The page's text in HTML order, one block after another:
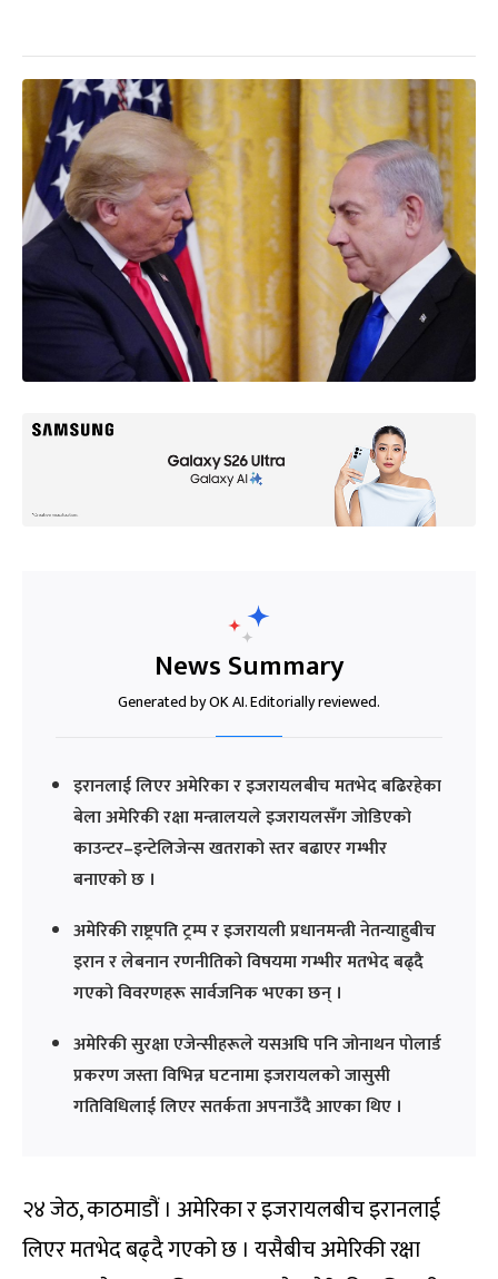
News Summary
Generated by OK AI. Editorially reviewed.
इरानलाई लिएर अमेरिका र इजरायलबीच मतभेद बढिरहेका
बेला अमेरिकी रक्षा मन्त्रालयले इजरायलसँग जोडिएको
काउन्टर–इन्टेलिजेन्स खतराको स्तर बढाएर गम्भीर
बनाएको छ ।
अमेरिकी राष्ट्रपति ट्रम्प र इजरायली प्रधानमन्त्री नेतन्याहुबीच
इरान र लेबनान रणनीतिको विषयमा गम्भीर मतभेद बढ्दै
गएको विवरणहरू सार्वजनिक भएका छन् ।
अमेरिकी सुरक्षा एजेन्सीहरूले यसअघि पनि जोनाथन पोलार्ड
प्रकरण जस्ता विभिन्न घटनामा इजरायलको जासुसी
गतिविधिलाई लिएर सतर्कता अपनाउँदै आएका थिए ।
२४ जेठ, काठमाडौं । अमेरिका र इजरायलबीच इरानलाई
लिएर मतभेद बढ्दै गएको छ । यसैबीच अमेरिकी रक्षा